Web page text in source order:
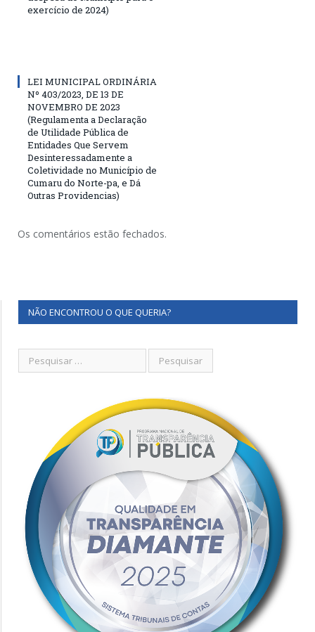
exercício de 2024)
LEI MUNICIPAL ORDINÁRIA
Nº 403/2023, DE 13 DE
NOVEMBRO DE 2023
(Regulamenta a Declaração
de Utilidade Pública de
Entidades Que Servem
Desinteressadamente a
Coletividade no Município de
Cumaru do Norte-pa, e Dá
Outras Providencias)
Os comentários estão fechados.
NÃO ENCONTROU O QUE QUERIA?